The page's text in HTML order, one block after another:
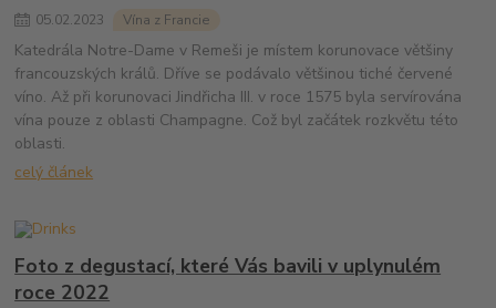
05.02.2023 Vína z Francie
Katedrála Notre-Dame v Remeši je místem korunovace většiny
francouzských králů. Dříve se podávalo většinou tiché červené
víno. Až při korunovaci Jindřicha III. v roce 1575 byla servírována
vína pouze z oblasti Champagne. Což byl začátek rozkvětu této
oblasti.
celý článek
Foto z degustací, které Vás bavili v uplynulém
roce 2022